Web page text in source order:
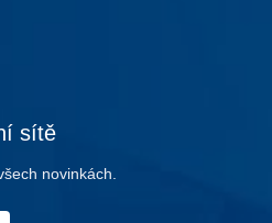
sítě
novinkách.